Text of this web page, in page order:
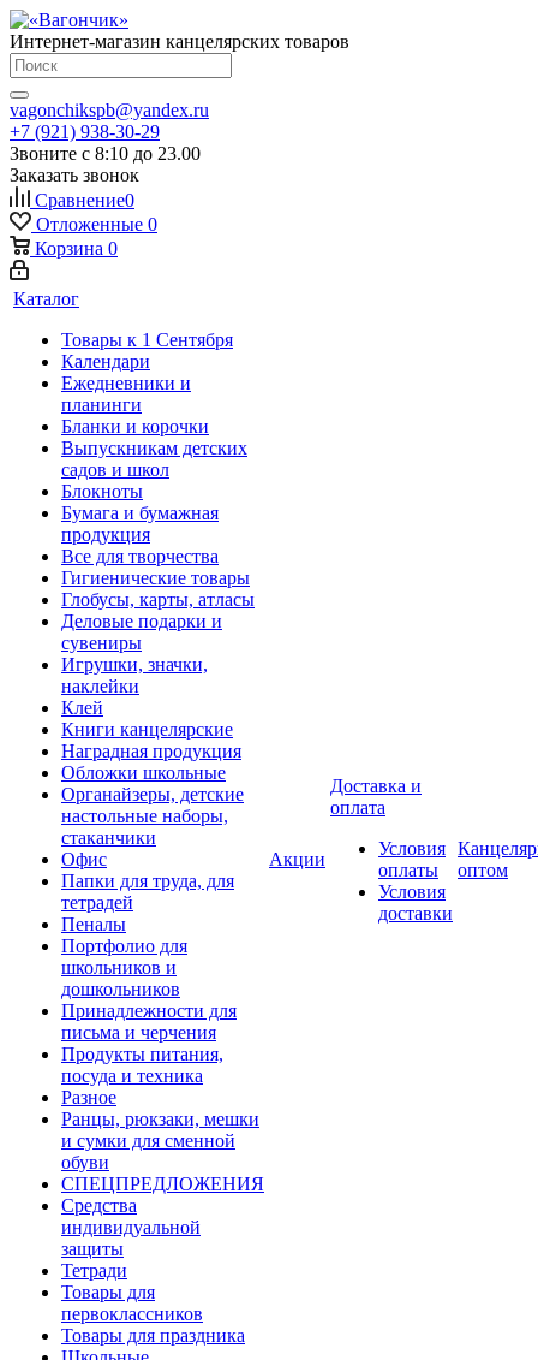
Интернет-магазин канцелярских товаров
vagonchikspb@yandex.ru
+7 (921) 938-30-29
Звоните с 8:10 до 23.00
Заказать звонок
Сравнение0
Отложенные 0
Корзина 0
Каталог
Товары к 1 Сентября
Календари
Ежедневники и
планинги
Бланки и корочки
Выпускникам детских
садов и школ
Блокноты
Бумага и бумажная
продукция
Все для творчества
Гигиенические товары
Глобусы, карты, атласы
Деловые подарки и
сувениры
Игрушки, значки,
наклейки
Клей
Книги канцелярские
Наградная продукция
Обложки школьные
Органайзеры, детские
настольные наборы,
стаканчики
Офис
Папки для труда, для
тетрадей
Пеналы
Портфолио для
школьников и
дошкольников
Принадлежности для
письма и черчения
Продукты питания,
посуда и техника
Разное
Ранцы, рюкзаки, мешки
и сумки для сменной
обуви
СПЕЦПРЕДЛОЖЕНИЯ
Средства
индивидуальной
защиты
Тетради
Товары для
первоклассников
Товары для праздника
Акции
Доставка и
оплата
Условия
оплаты
Условия
доставки
оптом